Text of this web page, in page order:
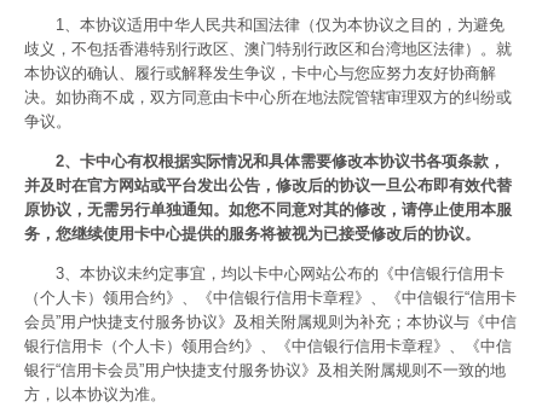
1、本协议适用中华人民共和国法律（仅为本协议之目的，为避免
歧义，不包括香港特别行政区、澳门特别行政区和台湾地区法律）。就
本协议的确认、履行或解释发生争议，卡中心与您应努力友好协商解
决。如协商不成，双方同意由卡中心所在地法院管辖审理双方的纠纷或
争议。
2、卡中心有权根据实际情况和具体需要修改本协议书各项条款，
并及时在官方网站或平台发出公告，修改后的协议一旦公布即有效代替
原协议，无需另行单独通知。如您不同意对其的修改，请停止使用本服
务，您继续使用卡中心提供的服务将被视为已接受修改后的协议。
3、本协议未约定事宜，均以卡中心网站公布的《中信银行信用卡
（个人卡）领用合约》、《中信银行信用卡章程》、《中信银行“信用卡
会员”用户快捷支付服务协议》及相关附属规则为补充；本协议与《中信
银行信用卡（个人卡）领用合约》、《中信银行信用卡章程》、《中信
银行“信用卡会员”用户快捷支付服务协议》及相关附属规则不一致的地
方，以本协议为准。